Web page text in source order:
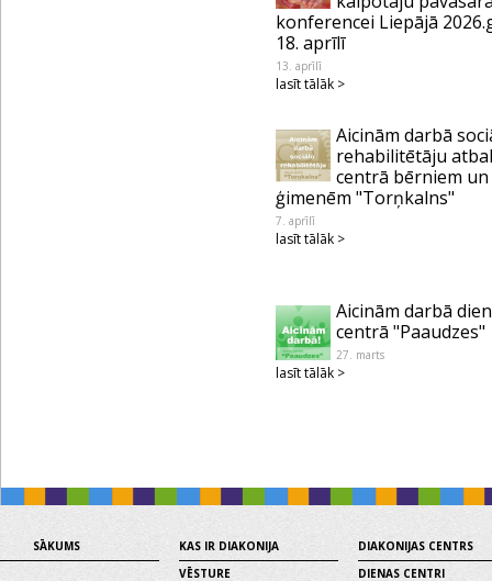
konferencei Liepājā
18. aprīlī
13. aprīlī
lasīt tālāk >
Aicinām darbā
rehabilitētāju
centrā bērniem un
ģimenēm "Torņkalns"
7. aprīlī
lasīt tālāk >
Aicinām darbā
centrā "Paaudzes"
27. marts
lasīt tālāk >
SĀKUMS
KAS IR DIAKONIJA
VĒSTURE
DIAKONIJAS CENTRS
DIENAS CENTRI